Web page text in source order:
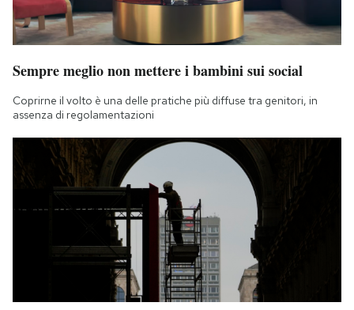
Sempre meglio non mettere i bambini sui social
Coprirne il volto è una delle pratiche più diffuse tra genitori, in
assenza di regolamentazioni